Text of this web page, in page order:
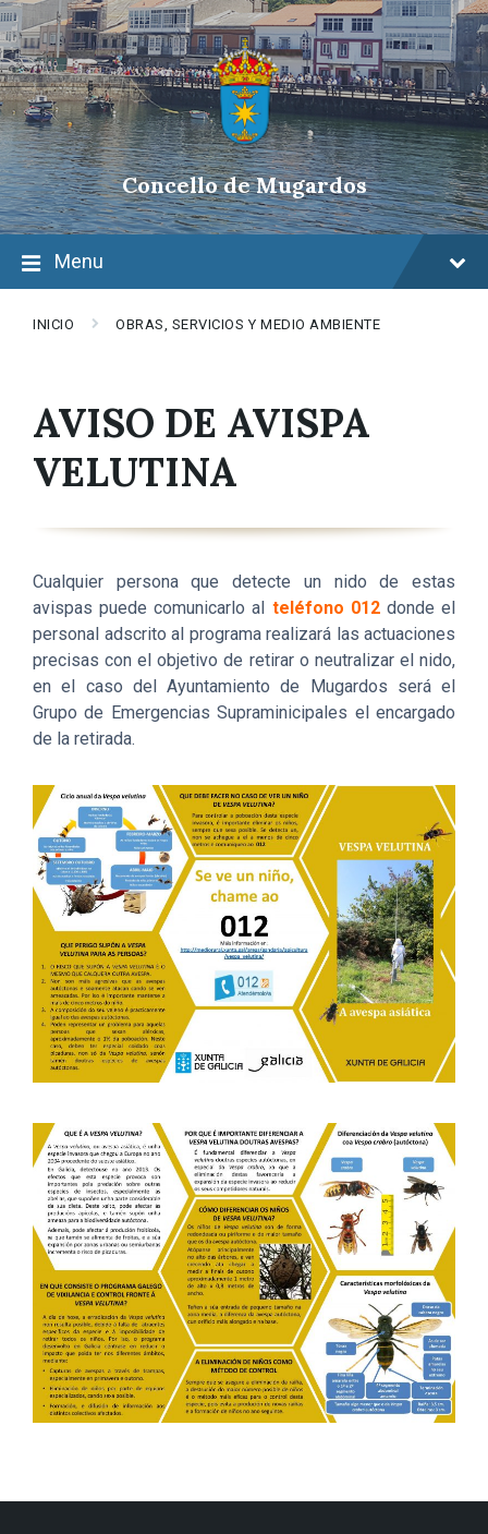
Skip
to
content
Skip
to
main
navigation
Skip
to
footer
Concello de Mugardos
Menu
INICIO OBRAS, SERVICIOS Y MEDIO AMBIENTE
AVISO DE AVISPA
VELUTINA
Cualquier persona que detecte un nido de estas
avispas puede comunicarlo al teléfono 012 donde el
personal adscrito al programa realizará las actuaciones
precisas con el objetivo de retirar o neutralizar el nido,
en el caso del Ayuntamiento de Mugardos será el
Grupo de Emergencias Supraminicipales el encargado
de la retirada.